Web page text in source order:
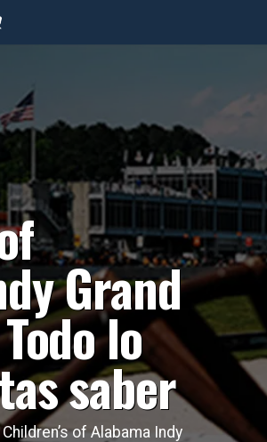
Grand
lo
saber
of Alabama Indy